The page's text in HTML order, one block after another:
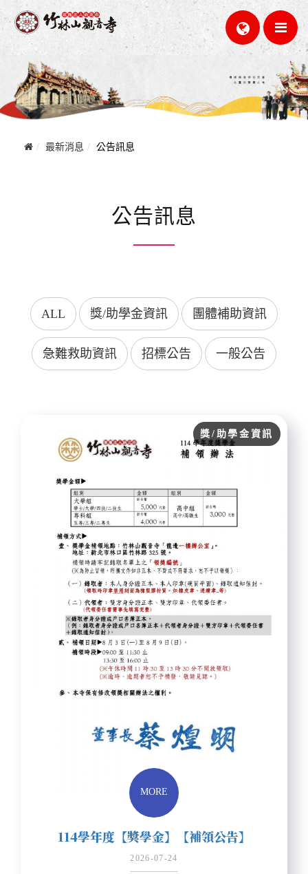
最新消息 公告訊息
公告訊息
ALL 獎/助學金資訊 團體補助資訊
急難救助資訊 招標公告 一般公告
獎/助學金資訊
114學年度【獎學金】【補領公告】
2026-07-24
MORE